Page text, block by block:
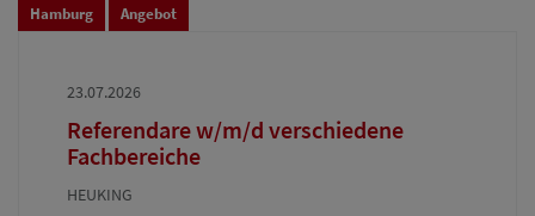
Hamburg Angebot
23.07.2026
Referendare w/m/d verschiedene
Fachbereiche
HEUKING